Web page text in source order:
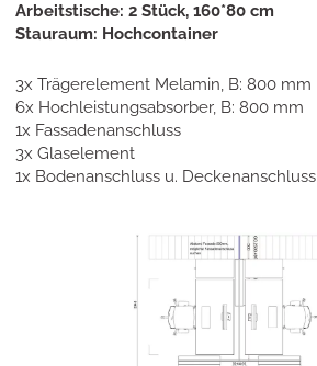
Arbeitstische: 2 Stück, 160*80 cm
Stauraum: Hochcontainer
3x Trägerelement Melamin, B: 800 mm
6x Hochleistungsabsorber, B: 800 mm
1x Fassadenanschluss
3x Glaselement
1x Bodenanschluss u. Deckenanschluss